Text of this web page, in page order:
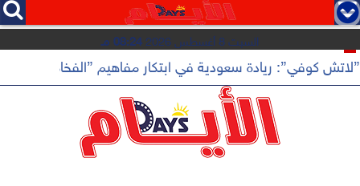
   
السبت 8 أغسطس 2026 08:24 مـ
”لاتش كوفي”: ريادة سعودية في ابتكار مفاهيم ”الفخامة